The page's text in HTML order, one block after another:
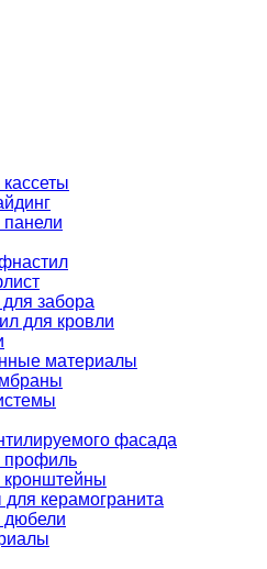
забора
для кровли
материалы
фасада
профиль
керамогранита